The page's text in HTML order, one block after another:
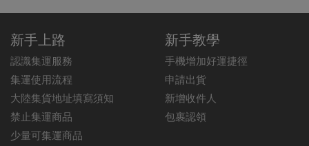
新手上路
認識集運服務
集運使用流程
大陸集貨地址填寫須知
禁止集運商品
少量可集運商品
新手教學
手機增加好運捷徑
申請出貨
新增收件人
包裹認領